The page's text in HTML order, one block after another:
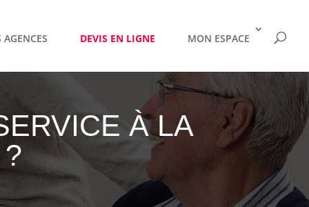
AGENCES DEVIS EN LIGNE MON ESPACE
À LA